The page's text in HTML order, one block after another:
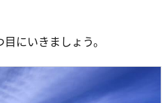
にいきましょう。